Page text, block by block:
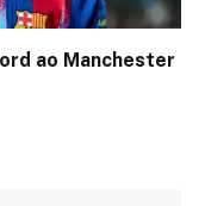
ao Manchester